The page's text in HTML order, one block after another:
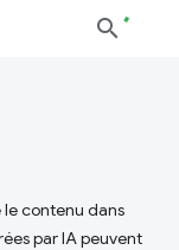
contenu dans
par IA peuvent